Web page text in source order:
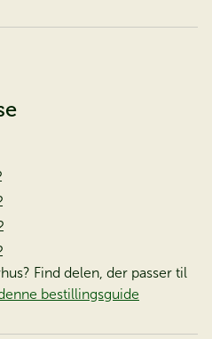
Find delen, der passer til
bestillingsguide